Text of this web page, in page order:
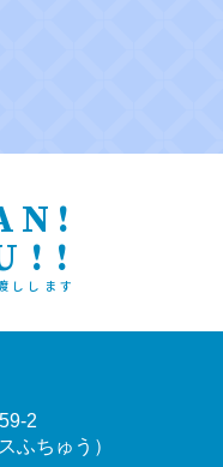
しします
2
ふちゅう）